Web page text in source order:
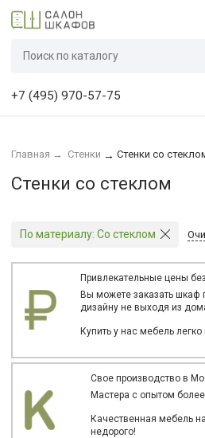
+7 (495) 970-57-75
Главная → Стенки → Стенки со
Стенки со стеклом
По материалу: Со стеклом
Привлекательные цены
Вы можете заказать шкаф
дизайну не выходя из
Купить у нас мебель легко
Свое производство в
Мастера с опытом более
Качественная мебель
недорого!